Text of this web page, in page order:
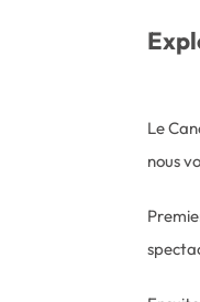
Le
nous